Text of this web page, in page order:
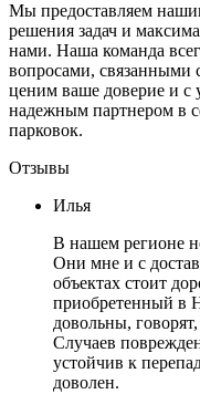
Мы предоставляем
решения задач и
нами. Наша команда
вопросами, связанными
ценим ваше доверие и с
надежным партнером в
парковок.
Отзывы
Илья
В нашем регионе
Они мне и с
объектах стоит
приобретенный в
довольны,
Случаев
устойчив к
доволен.